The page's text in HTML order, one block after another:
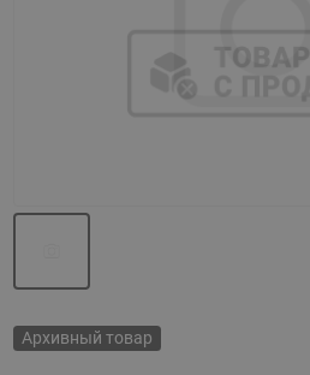
Архивный товар